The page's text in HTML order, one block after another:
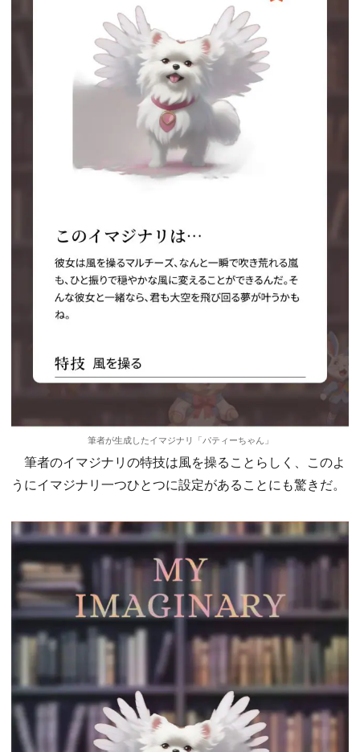
筆者が生成したイマジナリ「パティーちゃん」
筆者のイマジナリの特技は風を操ることらしく、このよ
うにイマジナリ一つひとつに設定があることにも驚きだ。